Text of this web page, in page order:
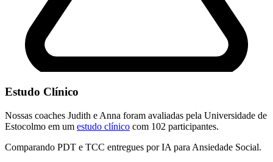
Estudo Clínico
Nossas coaches Judith e Anna foram avaliadas pela Universidade de
Estocolmo em um estudo clínico com 102 participantes.
Comparando PDT e TCC entregues por IA para Ansiedade Social.